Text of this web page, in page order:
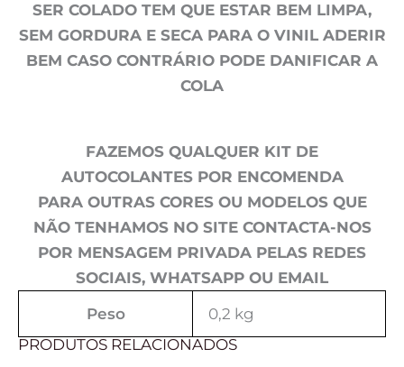
SER COLADO TEM QUE ESTAR BEM LIMPA,
SEM GORDURA E SECA PARA O VINIL ADERIR
BEM CASO CONTRÁRIO PODE DANIFICAR A
COLA
FAZEMOS QUALQUER KIT DE
AUTOCOLANTES POR ENCOMENDA
PARA OUTRAS CORES OU MODELOS QUE
NÃO TENHAMOS NO SITE CONTACTA-NOS
POR MENSAGEM PRIVADA PELAS REDES
SOCIAIS, WHATSAPP OU EMAIL
Peso
0,2 kg
PRODUTOS RELACIONADOS